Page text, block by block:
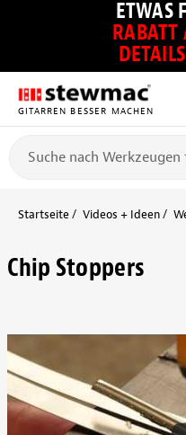
ETWAS
RABATT
GITARREN BESSER MACHEN
Startseite Videos + Ideen
Chip Stoppers